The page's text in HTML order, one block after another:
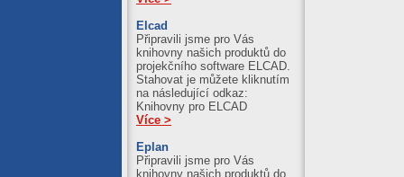
Elcad
Připravili jsme pro Vás
knihovny našich produktů do
projekčního software ELCAD.
Stahovat je můžete kliknutím
na následující odkaz:
Knihovny pro ELCAD
Více >
Eplan
Připravili jsme pro Vás
knihovny našich produktů do